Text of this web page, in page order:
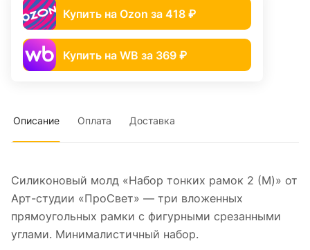
Купить на Ozon за 418 ₽
Купить на WB за 369 ₽
Описание Оплата Доставка
Силиконовый молд «Набор тонких рамок 2 (M)» от
Арт-студии «ПроСвет» — три вложенных
прямоугольных рамки с фигурными срезанными
углами. Минималистичный набор.